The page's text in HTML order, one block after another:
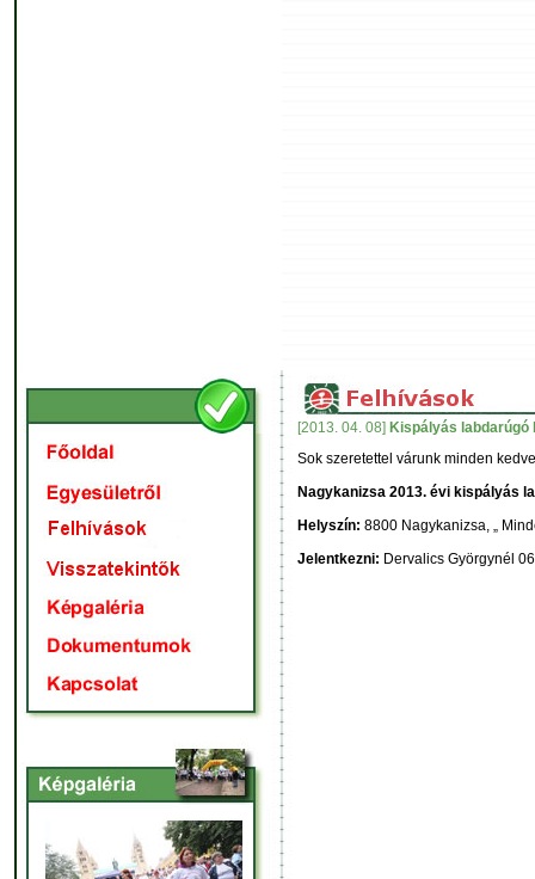
[2013. 04. 08] Kispályás labdarúgó
Sok szeretettel várunk minden
Nagykanizsa 2013. évi kispályás
Helyszín: 8800 Nagykanizsa, „
Jelentkezni: Dervalics Györgynél